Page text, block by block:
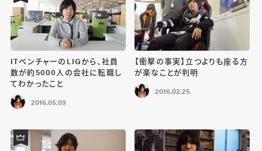
ITベンチャーのLIGから、社員
数が約5000人の会社に転職し
てわかったこと
2016.05.09
【衝撃の事実】立つよりも座る方
が楽なことが判明
2016.02.25